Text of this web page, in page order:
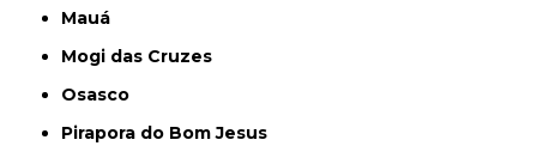
Mauá
Mogi das Cruzes
Osasco
Pirapora do Bom Jesus